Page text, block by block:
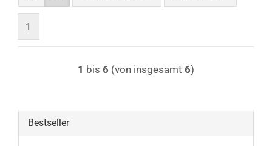
1
1 bis 6 (von insgesamt 6)
Bestseller